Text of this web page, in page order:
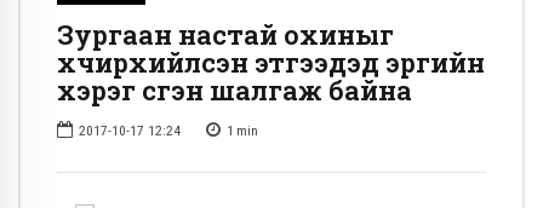
Зургаан настай охиныг
хүчирхийлсэн этгээдэд эрүүгийн
хэрэг үүсгэн шалгаж байна
2017-10-17 12:24 1 min